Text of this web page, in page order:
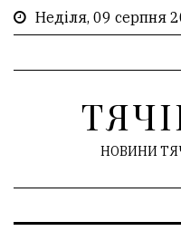
Неділя, 09 серпня
НОВИНИ